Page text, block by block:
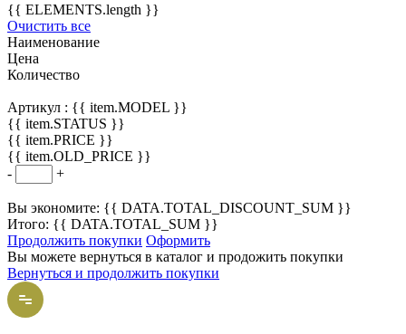
{{ ELEMENTS.length }}
Очистить все
Наименование
Цена
Количество
Артикул : {{ item.MODEL }}
{{ item.STATUS }}
{{ item.PRICE }}
{{ item.OLD_PRICE }}
-
+
Вы экономите: {{ DATA.TOTAL_DISCOUNT_SUM }}
Итого: {{ DATA.TOTAL_SUM }}
Продолжить покупки Оформить
Вы можете вернуться в каталог и продожить покупки
Вернуться и продолжить покупки